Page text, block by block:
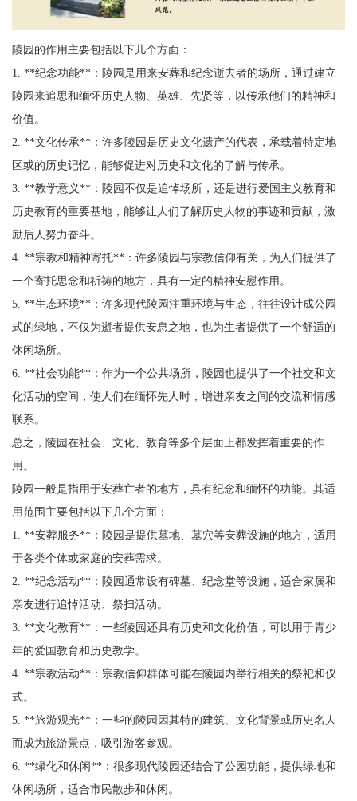
陵园的作用主要包括以下几个方面：
1. **纪念功能**：陵园是用来安葬和纪念逝去者的场所，通过建立
陵园来追思和缅怀历史人物、英雄、先贤等，以传承他们的精神和
价值。
2. **文化传承**：许多陵园是历史文化遗产的代表，承载着特定地
区或的历史记忆，能够促进对历史和文化的了解与传承。
3. **教学意义**：陵园不仅是追悼场所，还是进行爱国主义教育和
历史教育的重要基地，能够让人们了解历史人物的事迹和贡献，激
励后人努力奋斗。
4. **宗教和精神寄托**：许多陵园与宗教信仰有关，为人们提供了
一个寄托思念和祈祷的地方，具有一定的精神安慰作用。
5. **生态环境**：许多现代陵园注重环境与生态，往往设计成公园
式的绿地，不仅为逝者提供安息之地，也为生者提供了一个舒适的
休闲场所。
6. **社会功能**：作为一个公共场所，陵园也提供了一个社交和文
化活动的空间，使人们在缅怀先人时，增进亲友之间的交流和情感
联系。
总之，陵园在社会、文化、教育等多个层面上都发挥着重要的作
用。
陵园一般是指用于安葬亡者的地方，具有纪念和缅怀的功能。其适
用范围主要包括以下几个方面：
1. **安葬服务**：陵园是提供墓地、墓穴等安葬设施的地方，适用
于各类个体或家庭的安葬需求。
2. **纪念活动**：陵园通常设有碑墓、纪念堂等设施，适合家属和
亲友进行追悼活动、祭扫活动。
3. **文化教育**：一些陵园还具有历史和文化价值，可以用于青少
年的爱国教育和历史教学。
4. **宗教活动**：宗教信仰群体可能在陵园内举行相关的祭祀和仪
式。
5. **旅游观光**：一些的陵园因其特的建筑、文化背景或历史名人
而成为旅游景点，吸引游客参观。
6. **绿化和休闲**：很多现代陵园还结合了公园功能，提供绿地和
休闲场所，适合市民散步和休闲。